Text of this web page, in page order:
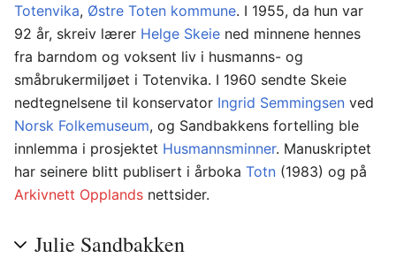
Totenvika, Østre Toten kommune. I 1955, da hun var
92 år, skreiv lærer Helge Skeie ned minnene hennes
fra barndom og voksent liv i husmanns- og
småbrukermiljøet i Totenvika. I 1960 sendte Skeie
nedtegnelsene til konservator Ingrid Semmingsen ved
Norsk Folkemuseum, og Sandbakkens fortelling ble
innlemma i prosjektet Husmannsminner. Manuskriptet
har seinere blitt publisert i årboka Totn (1983) og på
Arkivnett Opplands nettsider.
Julie Sandbakken